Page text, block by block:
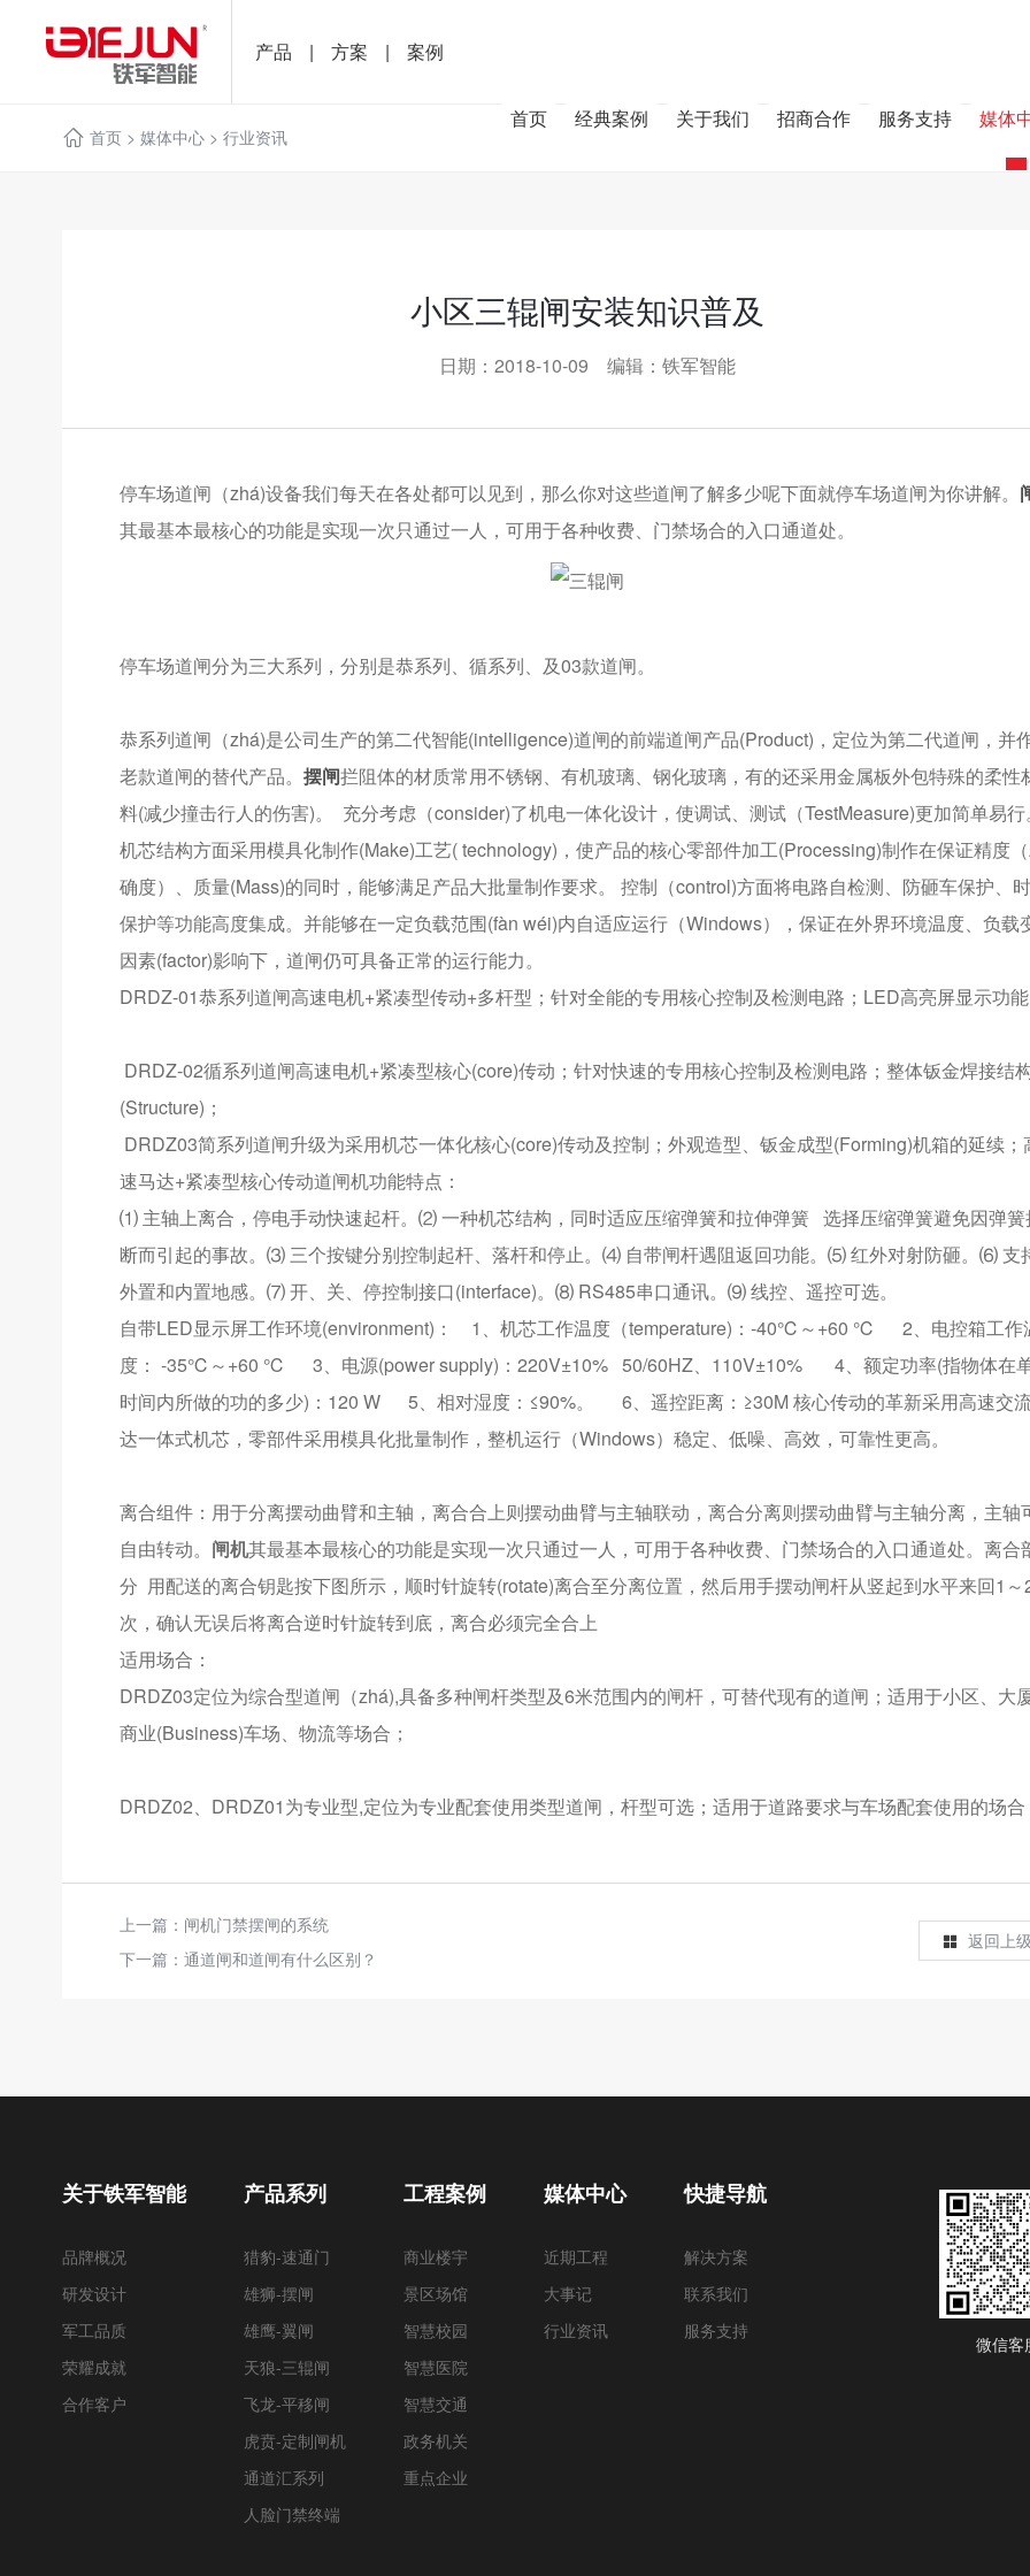
产品 | 方案 | 案例
首页 经典案例 关于我们 招商合作 服务支持 媒体
首页> 媒体中心> 行业资讯
小区三辊闸安装知识普及
日期：2018-10-09 编辑：铁军智能
停车场道闸（zhá)设备我们每天在各处都可以见到，那么你对这些道闸了解多少呢下面就停车场道闸为你讲解。
其最基本最核心的功能是实现一次只通过一人，可用于各种收费、门禁场合的入口通道处。
停车场道闸分为三大系列，分别是恭系列、循系列、及03款道闸。
恭系列道闸（zhá)是公司生产的第二代智能(intelligence)道闸的前端道闸产品(Product)，定位为第二代道闸，并
老款道闸的替代产品。 摆闸拦阻体的材质常用不锈钢、有机玻璃、钢化玻璃，有的还采用金属板外包特殊的柔性
料(减少撞击行人的伤害)。 充分考虑（consider)了机电一体化设计，使调试、测试（TestMeasure)更加简单易行。
机芯结构方面采用模具化制作(Make)工艺( technology)，使产品的核心零部件加工(Processing)制作在保证精度
确度）、质量(Mass)的同时，能够满足产品大批量制作要求。 控制（control)方面将电路自检测、防砸车保护、
保护等功能高度集成。并能够在一定负载范围(fàn wéi)内自适应运行（Windows），保证在外界环境温度、负载
因素(factor)影响下，道闸仍可具备正常的运行能力。
DRDZ-01恭系列道闸高速电机+紧凑型传动+多杆型；针对全能的专用核心控制及检测电路；LED高亮屏显示功能
DRDZ-02循系列道闸高速电机+紧凑型核心(core)传动；针对快速的专用核心控制及检测电路；整体钣金焊接结
(Structure)；
DRDZ03简系列道闸升级为采用机芯一体化核心(core)传动及控制；外观造型、钣金成型(Forming)机箱的延续；
速马达+紧凑型核心传动道闸机功能特点：
⑴ 主轴上离合，停电手动快速起杆。⑵ 一种机芯结构，同时适应压缩弹簧和拉伸弹簧 选择压缩弹簧避免因弹簧
断而引起的事故。⑶ 三个按键分别控制起杆、落杆和停止。⑷ 自带闸杆遇阻返回功能。⑸ 红外对射防砸。⑹ 支
外置和内置地感。⑺ 开、关、停控制接口(interface)。⑻ RS485串口通讯。⑼ 线控、遥控可选。
自带LED显示屏工作环境(environment)： 1、机芯工作温度（temperature)：-40℃～+60 ℃ 2、电控箱工作
度： -35℃～+60 ℃ 3、电源(power supply)：220V±10% 50/60HZ、110V±10% 4、额定功率(指物体在
时间内所做的功的多少)：120 W 5、相对湿度：≤90%。 6、遥控距离：≥30M 核心传动的革新采用高速交
达一体式机芯，零部件采用模具化批量制作，整机运行（Windows）稳定、低噪、高效，可靠性更高。
离合组件：用于分离摆动曲臂和主轴，离合合上则摆动曲臂与主轴联动，离合分离则摆动曲臂与主轴分离，主轴
自由转动。 闸机其最基本最核心的功能是实现一次只通过一人，可用于各种收费、门禁场合的入口通道处。离合
分 用配送的离合钥匙按下图所示，顺时针旋转(rotate)离合至分离位置，然后用手摆动闸杆从竖起到水平来回1～
次，确认无误后将离合逆时针旋转到底，离合必须完全合上
适用场合：
DRDZ03定位为综合型道闸（zhá),具备多种闸杆类型及6米范围内的闸杆，可替代现有的道闸；适用于小区、大厦
商业(Business)车场、物流等场合；
DRDZ02、DRDZ01为专业型,定位为专业配套使用类型道闸，杆型可选；适用于道路要求与车场配套使用的场合
上一篇： 闸机门禁摆闸的系统
下一篇： 通道闸和道闸有什么区别？
返回上级
关于铁军智能
品牌概况
研发设计
军工品质
荣耀成就
合作客户
产品系列
猎豹-速通门
雄狮-摆闸
雄鹰-翼闸
天狼-三辊闸
飞龙-平移闸
虎贲-定制闸机
通道汇系列
人脸门禁终端
工程案例
商业楼宇
景区场馆
智慧校园
智慧医院
智慧交通
政务机关
重点企业
媒体中心
近期工程
大事记
行业资讯
快捷导航
解决方案
联系我们
服务支持
微信客